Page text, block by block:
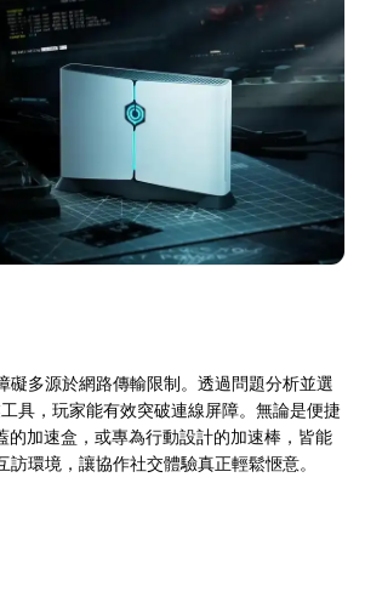
礙多源於網路傳輸限制。透過問題分析並選
具，玩家能有效突破連線屏障。無論是便捷
的加速盒，或專為行動設計的加速棒，皆能
訪環境，讓協作社交體驗真正輕鬆愜意。